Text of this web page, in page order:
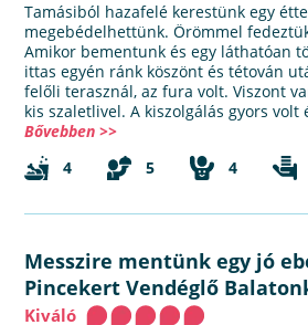
Tamásiból hazafelé kerestünk egy
megebédelhettünk. Örömmel
Amikor bementunk és egy láthatóan
ittas egyén ránk köszönt és tétován
felőli terasznál, az fura volt. Viszont
kis szaletlivel. A kiszolgálás gyors volt
Bővebben >>
4
5 4
Messzire mentünk egy jó
Pincekert Vendéglő
Kiváló